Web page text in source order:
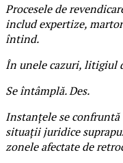
Procesele de
includ expertize,
întind.
În unele cazuri, litigiul
Se întâmplă. Des.
Instanțele se confruntă
situații juridice
zonele afectate de